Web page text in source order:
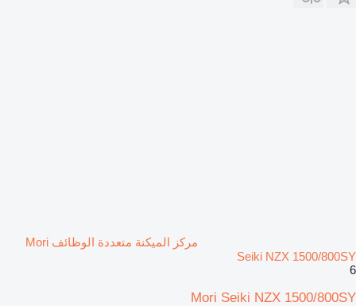
مركز الميكنة متعددة الوظائف Mori
Seiki NZX 1500/800SY
6
Mori Seiki NZX 1500/800SY